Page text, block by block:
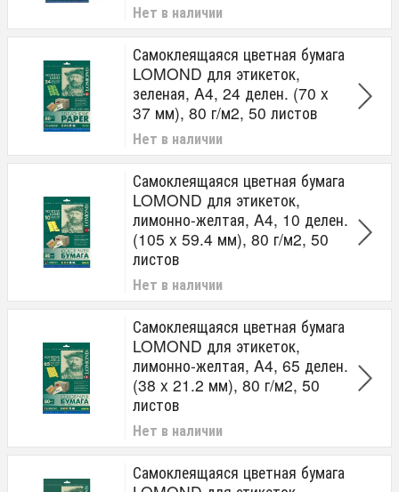
Нет в наличии
Самоклеящаяся цветная бумага
LOMOND для этикеток,
зеленая, A4, 24 делен. (70 x
37 мм), 80 г/м2, 50 листов
Нет в наличии
Самоклеящаяся цветная бумага
LOMOND для этикеток,
лимонно-желтая, A4, 10 делен.
(105 x 59.4 мм), 80 г/м2, 50
листов
Нет в наличии
Самоклеящаяся цветная бумага
LOMOND для этикеток,
лимонно-желтая, A4, 65 делен.
(38 x 21.2 мм), 80 г/м2, 50
листов
Нет в наличии
Самоклеящаяся цветная бумага